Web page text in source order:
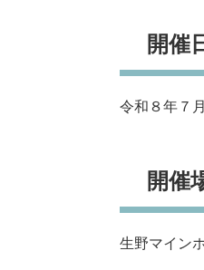
開催
令和８年７
開催
生野マイン